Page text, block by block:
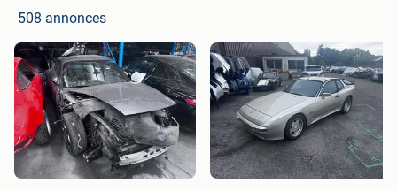
508 annonces